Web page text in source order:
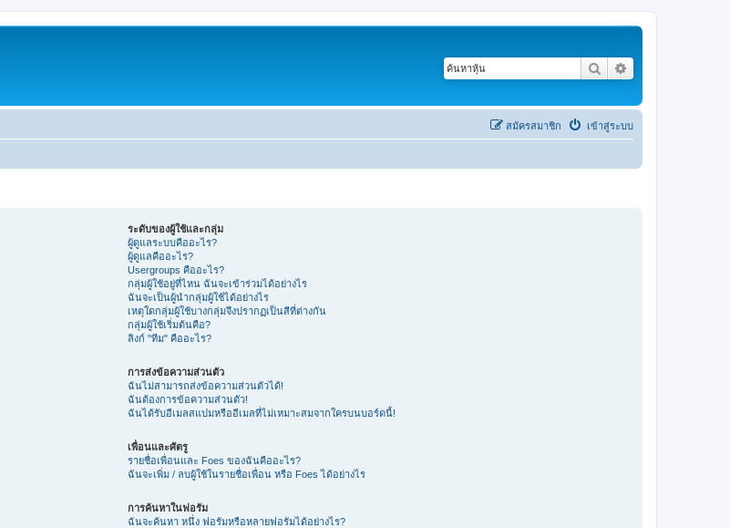
ค้นหา
เข้าสู่ระบบ
สมัครสมาชิก
ระดับของผู้ใช้และกลุ่ม
ผู้ดูแลระบบคืออะไร?
ผู้ดูแลคืออะไร?
Usergroups คืออะไร?
กลุ่มผู้ใช้อยู่ที่ไหน ฉันจะเข้าร่วมได้อย่างไร
ฉันจะเป็นผู้นำกลุ่มผู้ใช้ได้อย่างไร
เหตุใดกลุ่มผู้ใช้บางกลุ่มจึงปรากฏเป็นสีที่ต่างกัน
กลุ่มผู้ใช้เริ่มต้นคือ?
ลิงก์ "ทีม" คืออะไร?
การส่งข้อความส่วนตัว
ฉันไม่สามารถส่งข้อความส่วนตัวได้!
ฉันต้องการข้อความส่วนตัว!
ฉันได้รับอีเมลสแปมหรืออีเมลที่ไม่เหมาะสมจากใครบนบอร์ดนี้!
เพื่อนและศัตรู
รายชื่อเพื่อนและ Foes ของฉันคืออะไร?
ฉันจะเพิ่ม / ลบผู้ใช้ในรายชื่อเพื่อน หรือ Foes ได้อย่างไร
การค้นหาในฟอรัม
ฉันจะค้นหา หนึ่ง ฟอรัมหรือหลายฟอรัมได้อย่างไร?